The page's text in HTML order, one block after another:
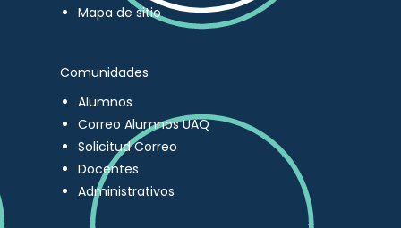
Mapa de sitio
Comunidades
Alumnos
Correo Alumnos UAQ
Solicitud Correo
Docentes
Administrativos